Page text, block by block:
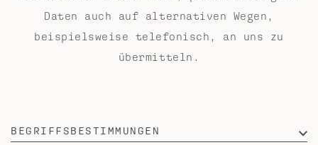
Daten auch auf alternativen Wegen,
beispielsweise telefonisch, an uns zu
übermitteln.
BEGRIFFSBESTIMMUNGEN